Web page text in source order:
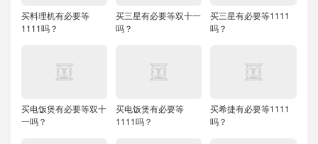
买料理机有必要等
1111吗？
买三星有必要等双十一
吗？
买三星有必要等1111
吗？
买电饭煲有必要等双十
一吗？
买电饭煲有必要等
1111吗？
买希捷有必要等1111
吗？